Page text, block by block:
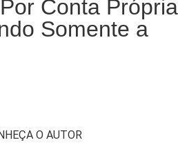
Conta Própria
Somente a
O AUTOR